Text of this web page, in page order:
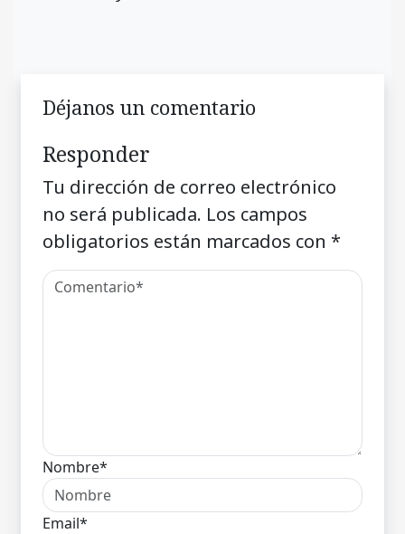
Déjanos un comentario
Responder
Tu dirección de correo electrónico
no será publicada. Los campos
obligatorios están marcados con *
Nombre*
Email*